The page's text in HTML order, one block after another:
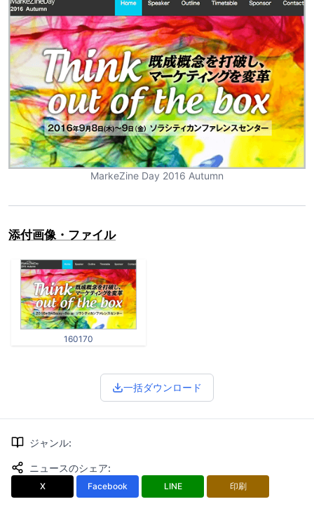
MarkeZine Day 2016 Autumn
添付画像・ファイル
160170
一括ダウンロード
ジャンル:
ニュースのシェア:
X Facebook LINE 印刷